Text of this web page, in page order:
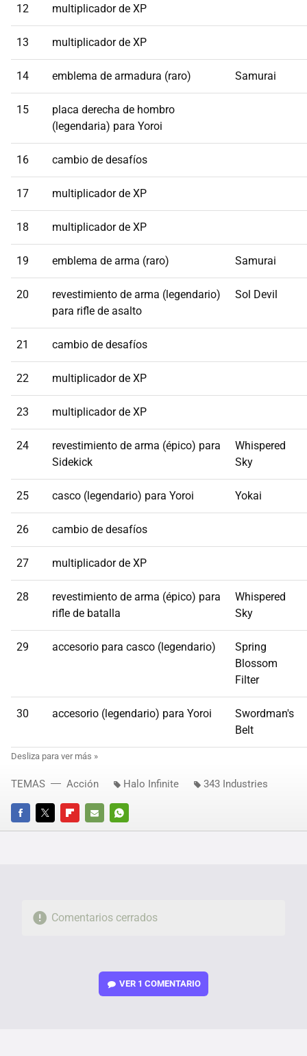
12 multiplicador de XP
13 multiplicador de XP
14 emblema de armadura (raro) Samurai
15
placa derecha de hombro
(legendaria) para Yoroi
16 cambio de desafíos
17 multiplicador de XP
18 multiplicador de XP
19 emblema de arma (raro) Samurai
20
revestimiento de arma (legendario)
para rifle de asalto
Sol Devil
21 cambio de desafíos
22 multiplicador de XP
23 multiplicador de XP
24
revestimiento de arma (épico) para
Sidekick
Whispered
Sky
25 casco (legendario) para Yoroi Yokai
26 cambio de desafíos
27 multiplicador de XP
28
revestimiento de arma (épico) para
rifle de batalla
Whispered
Sky
29 accesorio para casco (legendario)
Spring
Blossom
Filter
30 accesorio (legendario) para Yoroi
Swordman's
Belt
FACEBOOKTWITTERFLIPBOARD
E-
WHATSAPP
TEMAS Acción Halo Infinite 343 Industries
Comentarios cerrados
VER 1 COMENTARIO